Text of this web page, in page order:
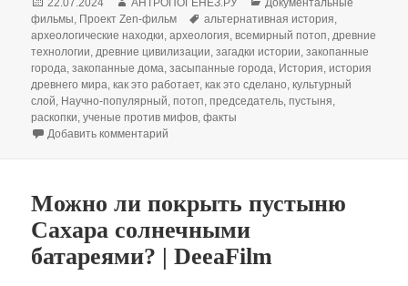
22.07.2024 АНТРОПОГЕНЕЗ.РУ
Документальные
фильмы, Проект Zen-фильм Метки
альтернативная история,
археологические находки,археология,всемирный потоп,древние
технологии,древние цивилизации,загадки истории,закопанные
города,закопанные дома,засыпанные города, История,история
древнего мира,как это работает,как это сделано,культурный
слой, Научно-популярный,потоп,председатель,пустыня,
раскопки,ученые против мифов,факты
Добавить комментарий
Можно ли покрыть пустыню
Сахара солнечными
батареями? | DeeaFilm